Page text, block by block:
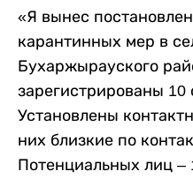
«Я вынес
карантинных мер в
Бухаржырауского
зарегистрированы 10
Установлены
них близкие по
Потенциальных лиц –